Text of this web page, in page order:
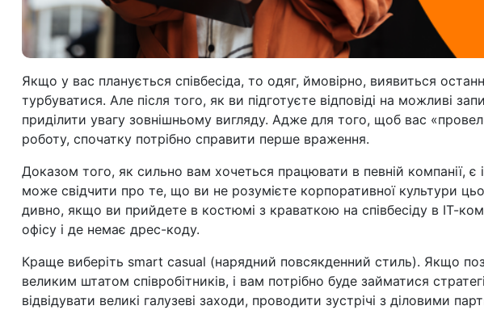
Якщо у вас планується співбесіда, то одяг, ймовірно, виявиться
турбуватися. Але після того, як ви підготуєте відповіді на можливі
приділити увагу зовнішньому вигляду. Адже для того, щоб вас
роботу, спочатку потрібно справити перше враження.
Доказом того, як сильно вам хочеться працювати в певній компанії, є
може свідчити про те, що ви не розумієте корпоративної культури
дивно, якщо ви прийдете в костюмі з краваткою на співбесіду в ІТ-
офісу і де немає дрес-коду.
Краще виберіть smart casual (нарядний повсякденний стиль). Якщо
великим штатом співробітників, і вам потрібно буде займатися
відвідувати великі галузеві заходи, проводити зустрічі з діловими